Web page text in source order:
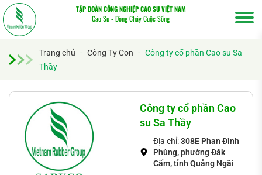
TẬP ĐOÀN CÔNG NGHIỆP CAO SU VIỆT NAM
Cao Su - Dòng Chảy Cuộc Sống
Trang chủ - Công Ty Con - Công ty cổ phần Cao su Sa
Thầy
Công ty cổ phần Cao
su Sa Thầy
Địa chỉ:308E Phan Đình
Phùng, phường Đăk
Cấm, tỉnh Quảng Ngãi
kiếm...